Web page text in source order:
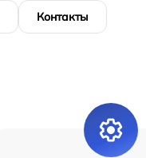
Контакты